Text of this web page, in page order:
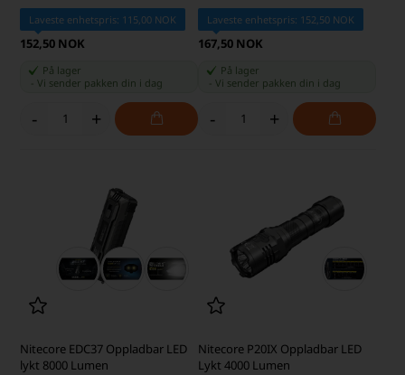
Laveste enhetspris: 115,00 NOK
152,50 NOK
På lager
-Vi sender pakken din i dag
- +
Laveste enhetspris: 152,50 NOK
167,50 NOK
På lager
Vi sender pakken din i dag
- +
Nitecore EDC37 Oppladbar LED
lykt 8000 Lumen
Nitecore P20IX Oppladbar LED
Lykt 4000 Lumen